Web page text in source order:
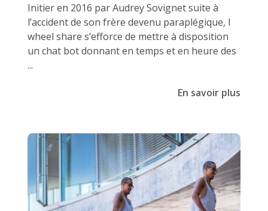
Initier en 2016 par Audrey Sovignet suite à
l’accident de son frère devenu paraplégique, I
wheel share s’efforce de mettre à disposition
un chat bot donnant en temps et en heure des
...
En savoir plus